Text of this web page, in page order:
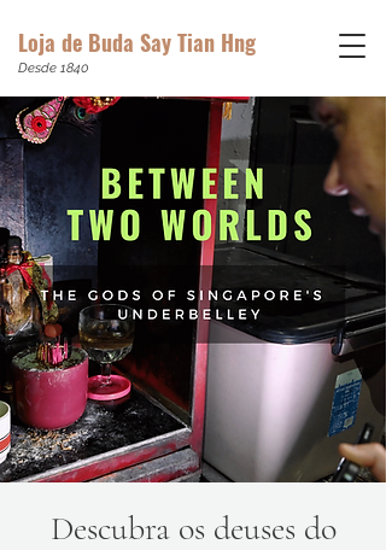
Loja de Buda Say Tian Hng
Desde 1840
Descubra os deuses do